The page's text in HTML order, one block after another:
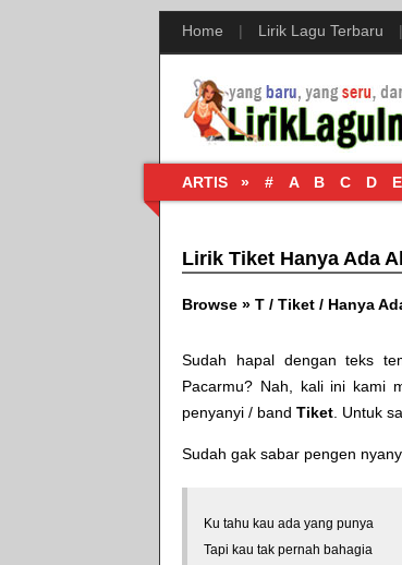
Home | Lirik Lagu Terbaru |
ARTIS » # A B C D E
Lirik Tiket Hanya Ada
Browse » T / Tiket / Hanya
Sudah hapal dengan teks
Pacarmu? Nah, kali ini kami
penyanyi / band Tiket . Untuk
Sudah gak sabar pengen
Ku tahu kau ada yang punya
Tapi kau tak pernah bahagia